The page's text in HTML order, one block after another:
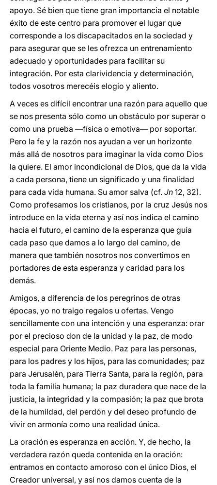
apoyo. Sé bien que tiene gran importancia el notable
éxito de este centro para promover el lugar que
corresponde a los discapacitados en la sociedad y
para asegurar que se les ofrezca un entrenamiento
adecuado y oportunidades para facilitar su
integración. Por esta clarividencia y determinación,
todos vosotros merecéis elogio y aliento.
A veces es difícil encontrar una razón para aquello que
se nos presenta sólo como un obstáculo por superar o
como una prueba —física o emotiva— por soportar.
Pero la fe y la razón nos ayudan a ver un horizonte
más allá de nosotros para imaginar la vida como Dios
la quiere. El amor incondicional de Dios, que da la vida
a cada persona, tiene un significado y una finalidad
para cada vida humana. Su amor salva (cf. Jn 12, 32).
Como profesamos los cristianos, por la cruz Jesús nos
introduce en la vida eterna y así nos indica el camino
hacia el futuro, el camino de la esperanza que guía
cada paso que damos a lo largo del camino, de
manera que también nosotros nos convertimos en
portadores de esta esperanza y caridad para los
demás.
Amigos, a diferencia de los peregrinos de otras
épocas, yo no traigo regalos u ofertas. Vengo
sencillamente con una intención y una esperanza: orar
por el precioso don de la unidad y la paz, de modo
especial para Oriente Medio. Paz para las personas,
para los padres y los hijos, para las comunidades; paz
para Jerusalén, para Tierra Santa, para la región, para
toda la familia humana; la paz duradera que nace de la
justicia, la integridad y la compasión; la paz que brota
de la humildad, del perdón y del deseo profundo de
vivir en armonía como una realidad única.
La oración es esperanza en acción. Y, de hecho, la
verdadera razón queda contenida en la oración:
entramos en contacto amoroso con el único Dios, el
Creador universal, y así nos damos cuenta de la